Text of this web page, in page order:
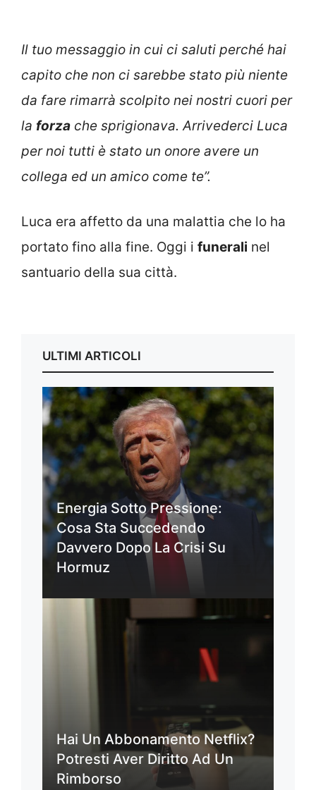
Il tuo messaggio in cui ci saluti perché hai
capito che non ci sarebbe stato più niente
da fare rimarrà scolpito nei nostri cuori per
la forza che sprigionava. Arrivederci Luca
per noi tutti è stato un onore avere un
collega ed un amico come te”.
Luca era affetto da una malattia che lo ha
portato fino alla fine. Oggi i funerali nel
santuario della sua città.
ULTIMI ARTICOLI
Energia Sotto Pressione:
Cosa Sta Succedendo
Davvero Dopo La Crisi Su
Hormuz
Hai Un Abbonamento Netflix?
Potresti Aver Diritto Ad Un
Rimborso